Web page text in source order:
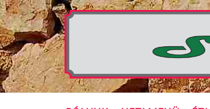
Skip
to
content
Home